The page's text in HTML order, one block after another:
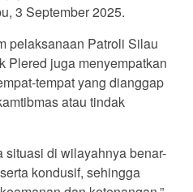
3 September 2025.
pelaksanaan Patroli Silau
Plered juga menyempatkan
tempat yang dianggap
atau tindak
situasi di wilayahnya benar-
kondusif, sehingga